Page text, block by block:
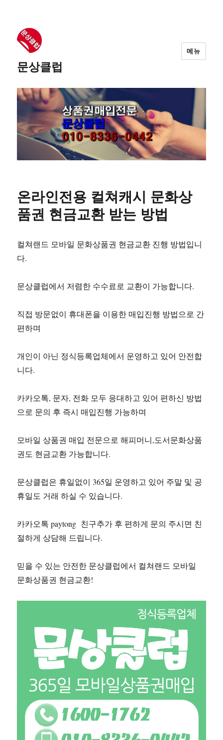
문상클럽
메뉴
온라인전용 컬쳐캐시 문화상
품권 현금교환 받는 방법
컬쳐랜드 모바일 문화상품권 현금교환 진행 방법입니
다.
문상클럽에서 저렴한 수수료로 교환이 가능합니다.
직접 방문없이 휴대폰을 이용한 매입진행 방법으로 간
편하며
개인이 아닌 정식등록업체에서 운영하고 있어 안전합
니다.
카카오톡, 문자, 전화 모두 응대하고 있어 편하신 방법
으로 문의 후 즉시 매입진행 가능하며
모바일 상품권 매입 전문으로 해피머니,도서문화상품
권도 현금교환 가능합니다.
문상클럽은 휴일없이 365일 운영하고 있어 주말 및 공
휴일도 거래 하실 수 있습니다.
카카오톡 paytong 친구추가 후 편하게 문의 주시면 친
절하게 상담해 드립니다.
믿을 수 있는 안전한 문상클럽에서 컬쳐랜드 모바일
문화상품권 현금교환!